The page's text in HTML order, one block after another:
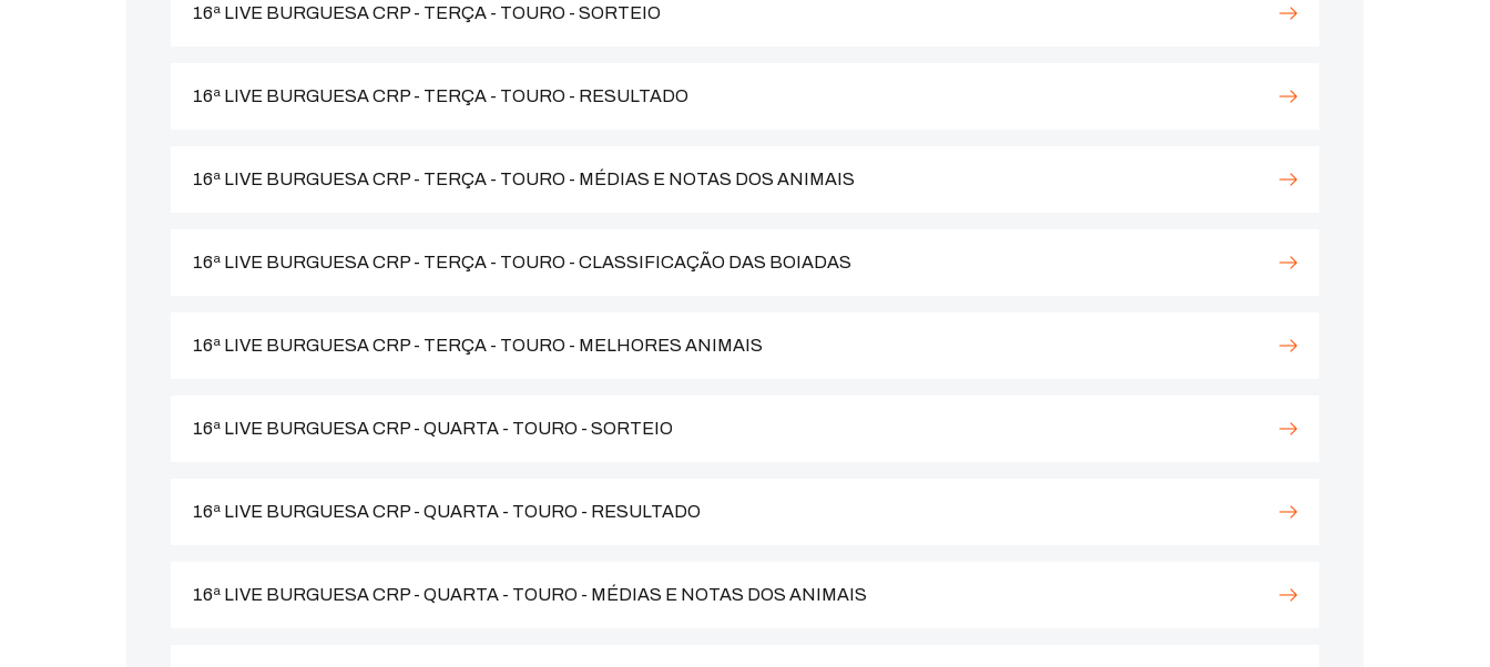
16ª LIVE BURGUESA CRP - TERÇA - TOURO - SORTEIO
16ª LIVE BURGUESA CRP - TERÇA - TOURO - RESULTADO
16ª LIVE BURGUESA CRP - TERÇA - TOURO - MÉDIAS E NOTAS DOS ANIMAIS
16ª LIVE BURGUESA CRP - TERÇA - TOURO - CLASSIFICAÇÃO DAS BOIADAS
16ª LIVE BURGUESA CRP - TERÇA - TOURO - MELHORES ANIMAIS
16ª LIVE BURGUESA CRP - QUARTA - TOURO - SORTEIO
16ª LIVE BURGUESA CRP - QUARTA - TOURO - RESULTADO
16ª LIVE BURGUESA CRP - QUARTA - TOURO - MÉDIAS E NOTAS DOS ANIMAIS